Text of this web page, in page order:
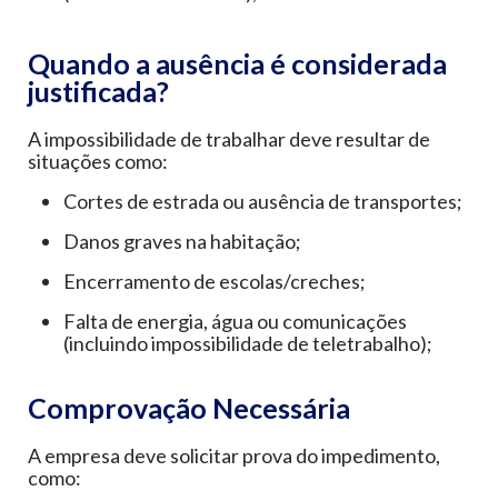
Quando a ausência é considerada
justificada?
A impossibilidade de trabalhar deve resultar de
situações como:
Cortes de estrada ou ausência de transportes;
Danos graves na habitação;
Encerramento de escolas/creches;
Falta de energia, água ou comunicações
(incluindo impossibilidade de teletrabalho);
Comprovação Necessária
A empresa deve solicitar prova do impedimento,
como: